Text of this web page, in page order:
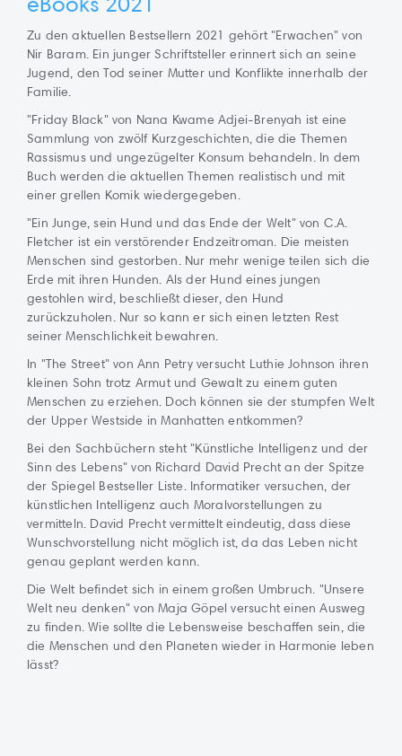
Zu den aktuellen Bestsellern 2021 gehört "Erwachen" von
Nir Baram. Ein junger Schriftsteller erinnert sich an seine
Jugend, den Tod seiner Mutter und Konflikte innerhalb der
Familie.
"Friday Black" von Nana Kwame Adjei-Brenyah ist eine
Sammlung von zwölf Kurzgeschichten, die die Themen
Rassismus und ungezügelter Konsum behandeln. In dem
Buch werden die aktuellen Themen realistisch und mit
einer grellen Komik wiedergegeben.
"Ein Junge, sein Hund und das Ende der Welt" von C.A.
Fletcher ist ein verstörender Endzeitroman. Die meisten
Menschen sind gestorben. Nur mehr wenige teilen sich die
Erde mit ihren Hunden. Als der Hund eines jungen
gestohlen wird, beschließt dieser, den Hund
zurückzuholen. Nur so kann er sich einen letzten Rest
seiner Menschlichkeit bewahren.
In "The Street" von Ann Petry versucht Luthie Johnson ihren
kleinen Sohn trotz Armut und Gewalt zu einem guten
Menschen zu erziehen. Doch können sie der stumpfen Welt
der Upper Westside in Manhatten entkommen?
Bei den Sachbüchern steht "Künstliche Intelligenz und der
Sinn des Lebens" von Richard David Precht an der Spitze
der Spiegel Bestseller Liste. Informatiker versuchen, der
künstlichen Intelligenz auch Moralvorstellungen zu
vermitteln. David Precht vermittelt eindeutig, dass diese
Wunschvorstellung nicht möglich ist, da das Leben nicht
genau geplant werden kann.
Die Welt befindet sich in einem großen Umbruch. "Unsere
Welt neu denken" von Maja Göpel versucht einen Ausweg
zu finden. Wie sollte die Lebensweise beschaffen sein, die
die Menschen und den Planeten wieder in Harmonie leben
lässt?